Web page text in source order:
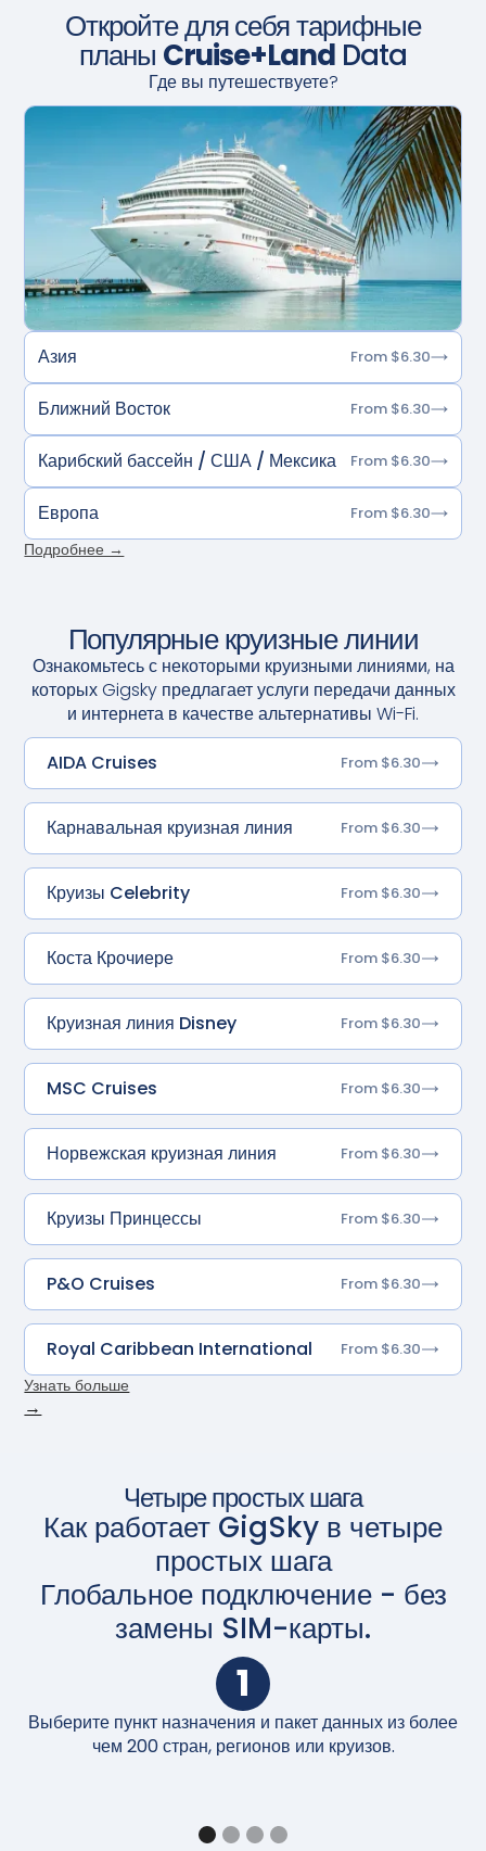
Откройте для себя тарифные
планы Cruise+LandData
Где вы путешествуете?
Азия From $6.30
Ближний Восток From $6.30
Карибский бассейн / США / Мексика From $6.30
Европа From $6.30
Подробнее →
Популярные круизные линии
Ознакомьтесь с некоторыми круизными линиями, на
которых Gigsky предлагает услуги передачи данных
и интернета в качестве альтернативы Wi-Fi.
AIDA Cruises
From $6.30
Карнавальная круизная линия From $6.30
Круизы Celebrity From $6.30
Коста Крочиере From $6.30
Круизная линия Disney From $6.30
MSC Cruises From $6.30
Норвежская круизная линия From $6.30
Круизы Принцессы From $6.30
P&O Cruises From $6.30
Royal Caribbean International From $6.30
Узнать больше
→
Четыре простых шага
Как работает GigSky в четыре
простых шага
Глобальное подключение - без
замены SIM-карты.
1
Выберите пункт назначения и пакет данных из более
чем 200 стран, регионов или круизов.